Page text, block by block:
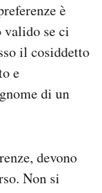
è
se ci
il cosiddetto
e
di un
devono
Non si